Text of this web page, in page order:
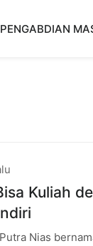
PENGABDIAN
Kuliah
Nias